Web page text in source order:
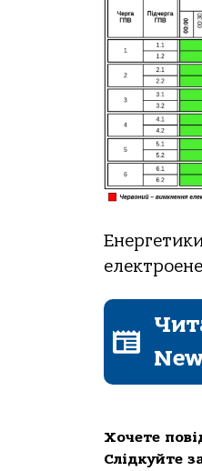
Хочете
Слідкуйте